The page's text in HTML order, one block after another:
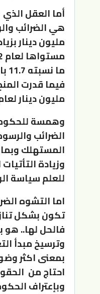
أما العقل
ما نسبته 11.7 بالمائة.
مليون دينار لعام
وهمسة
الضرائب
المستهلك
وزيادة
للعلم سياسة
اما التشوه
تكون بشكل
فالحل لها..
وترسيخ مبدأ
بمعنى اكثر
احتاج من
وبإعتراف